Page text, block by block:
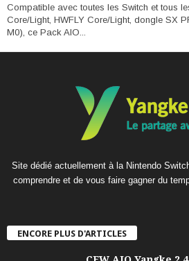
Compatible avec toutes les Switch et tous
Core/Light, HWFLY Core/Light, dongle SX
M0), ce Pack AIO...
Site dédié actuellement à la Nintendo
comprendre et de vous faire gagner du
ENCORE PLUS D'ARTICLES